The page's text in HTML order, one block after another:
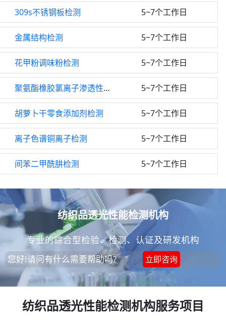
309s不锈钢板检测 5~7个工作日
金属结构检测 5~7个工作日
花甲粉调味粉检测 5~7个工作日
聚氨酯橡胶氯离子渗透性检测 5~7个工作日
胡萝卜干零食添加剂检测 5~7个工作日
离子色谱铜离子检测 5~7个工作日
间苯二甲酰肼检测 5~7个工作日
纺织品透光性能检测机构
专业的综合型检验、检测、认证及研发机构
您好!请问有什么需要帮助吗? 立即咨询
纺织品透光性能检测机构服务项目